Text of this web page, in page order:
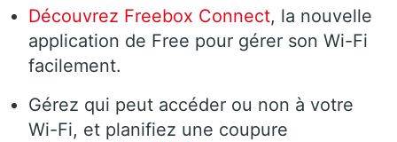
Découvrez Freebox Connect, la nouvelle
application de Free pour gérer son Wi-Fi
facilement.
Gérez qui peut accéder ou non à votre
Wi-Fi, et planifiez une coupure